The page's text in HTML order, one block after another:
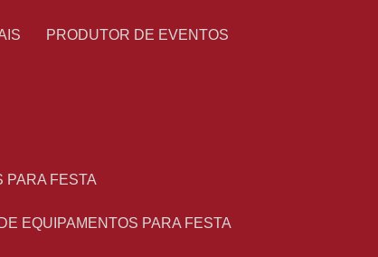
PRODUTOR DE EVENTOS
PARA FESTA
EQUIPAMENTOS PARA FESTA